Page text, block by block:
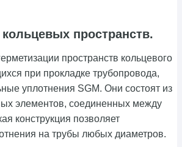
пространств.
пространств кольцевого
при прокладке трубопровода,
уплотнения SGM. Они состоят из
элементов, соединенных между
конструкция позволяет
на трубы любых диаметров.